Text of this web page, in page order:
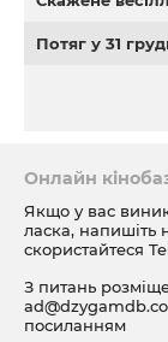
Потяг у 31
Онлайн
Якщо у вас
ласка, напишіть
скористайтеся
З питань
посиланням